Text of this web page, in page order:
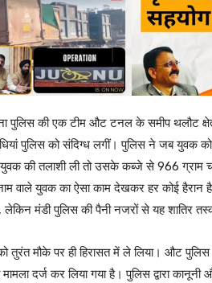
पुलिस की एक टीम औट टनल के समीप थलौट
पुलिस को संदिग्ध लगीं। पुलिस ने जब युवक
की तलाशी ली तो उसके कब्जे से 966 ग्राम
वाले युवक का ऐसा काम देखकर हर कोई
मंडी पुलिस की पैनी नजरों से यह शातिर
तुरंत मौके पर ही हिरासत में ले लिया। औट
दर्ज कर लिया गया है। पुलिस द्वारा कानूनी